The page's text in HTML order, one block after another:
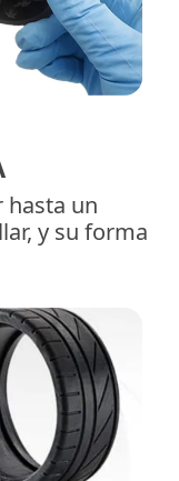
hasta un
y su forma